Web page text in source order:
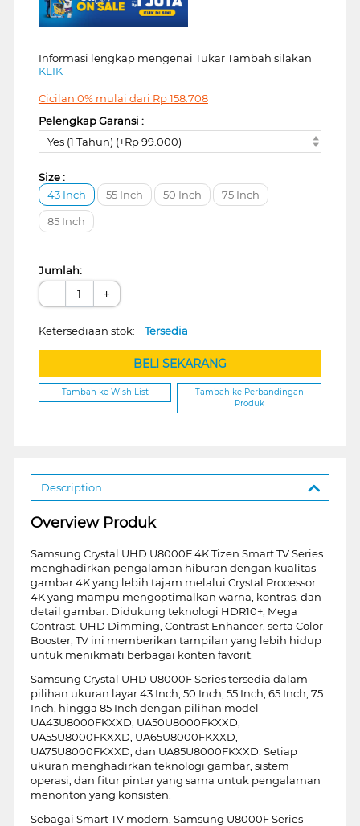
Informasi lengkap mengenai Tukar Tambah silakan
KLIK
Cicilan 0% mulai dari Rp158.708
Pelengkap Garansi :
Yes (1 Tahun) (+Rp 99.000)
Size :
43 Inch
55 Inch 50 Inch 75 Inch
85 Inch
Jumlah:
− +
Ketersediaan stok: Tersedia
BELI SEKARANG
Tambah ke Wish List
Tambah ke Perbandingan
Produk
Description
Overview Produk
Samsung Crystal UHD U8000F 4K Tizen Smart TV Series
menghadirkan pengalaman hiburan dengan kualitas
gambar 4K yang lebih tajam melalui Crystal Processor
4K yang mampu mengoptimalkan warna, kontras, dan
detail gambar. Didukung teknologi HDR10+, Mega
Contrast, UHD Dimming, Contrast Enhancer, serta Color
Booster, TV ini memberikan tampilan yang lebih hidup
untuk menikmati berbagai konten favorit.
Samsung Crystal UHD U8000F Series tersedia dalam
pilihan ukuran layar 43 Inch, 50 Inch, 55 Inch, 65 Inch, 75
Inch, hingga 85 Inch dengan pilihan model
UA43U8000FKXXD, UA50U8000FKXXD,
UA55U8000FKXXD, UA65U8000FKXXD,
UA75U8000FKXXD, dan UA85U8000FKXXD. Setiap
ukuran menghadirkan teknologi gambar, sistem
operasi, dan fitur pintar yang sama untuk pengalaman
menonton yang konsisten.
Sebagai Smart TV modern, Samsung U8000F Series